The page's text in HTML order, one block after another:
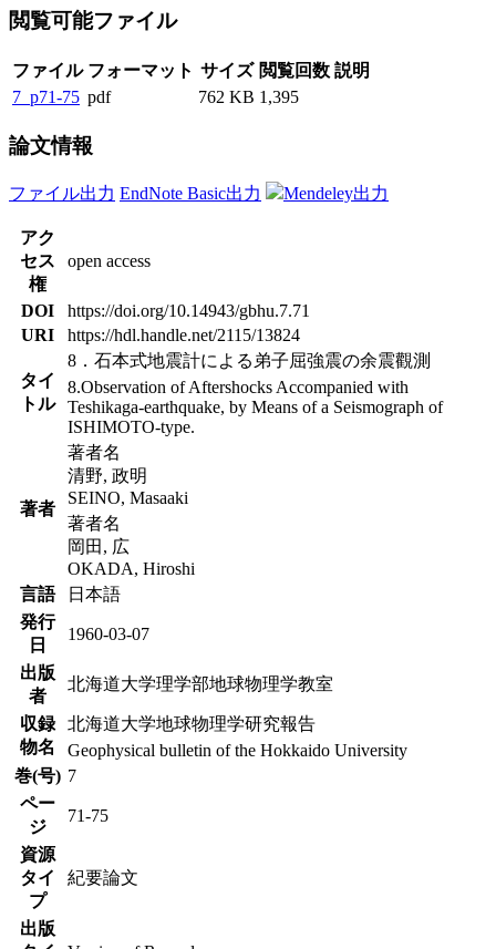
閲覧可能ファイル
ファイル フォーマット サイズ 閲覧回数 説明
7_p71-75 pdf 762 KB 1,395
論文情報
ファイル出力 EndNote Basic出力 Mendeley出力
アク
セス
権
open access
DOI
https://doi.org/10.14943/gbhu.7.71
URI
https://hdl.handle.net/2115/13824
タイ
トル
8．石本式地震計による弟子屈強震の余震觀測
8.Observation of Aftershocks Accompanied with
Teshikaga-earthquake, by Means of a Seismograph of
ISHIMOTO-type.
著者
著者名
清野, 政明
SEINO, Masaaki
著者名
岡田, 広
OKADA, Hiroshi
言語
日本語
発行
日
1960-03-07
出版
者
北海道大学理学部地球物理学教室
収録
物名
北海道大学地球物理学研究報告
Geophysical bulletin of the Hokkaido University
巻(号) 7
ペー
ジ
71-75
資源
タイ
プ
紀要論文
出版